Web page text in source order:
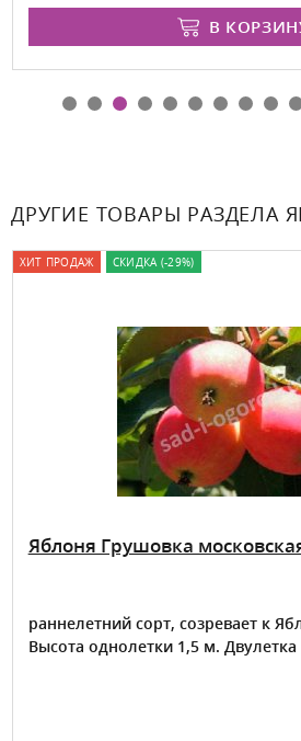
В
ДРУГИЕ ТОВАРЫ РАЗДЕЛА
ХИТ ПРОДАЖ СКИДКА (-29%)
Яблоня Грушовка
раннелетний сорт, созревает к
Высота однолетки 1,5 м. Двулетка